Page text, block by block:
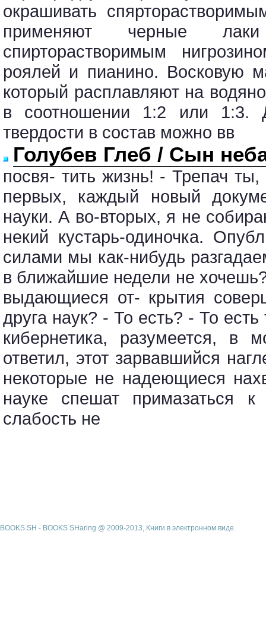
окрашивать
применяют черные
спирторастворимым
роялей и пианино. Восковую
который расплавляют на
в соотношении 1:2 или 1:3.
твердости в состав можно вв
Голубев Глеб / Сын
посвя- тить жизнь! - Трепач
первых, каждый новый
науки. А во-вторых, я не
некий кустарь-одиночка.
силами мы как-нибудь
в ближайшие недели не
выдающиеся от- крытия
друга наук? - То есть? - То
кибернетика, разумеется,
ответил, этот зарвавшийся
некоторые не надеющиеся
науке спешат примазаться
слабость не
BOOKS.SH - BOOKS SHaring @ 2009-2013, Книги в электронном виде.